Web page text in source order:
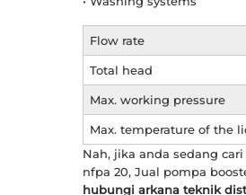
Flow rate
Total head
Max. working pressure
Max. temperature of the
Nah, jika anda sedang
nfpa 20, Jual pompa
hubungi arkana teknik